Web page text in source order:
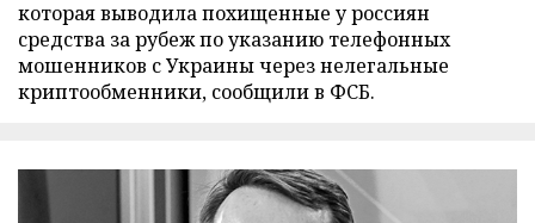
которая выводила похищенные у россиян
средства за рубеж по указанию телефонных
мошенников с Украины через нелегальные
криптообменники, сообщили в ФСБ.